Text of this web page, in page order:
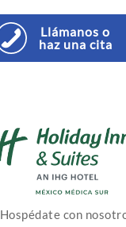
Llámanos o
haz una cita
Hospédate con